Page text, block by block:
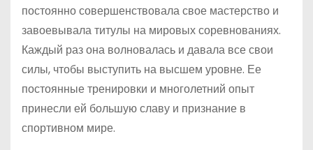
постоянно совершенствовала свое мастерство и
завоевывала титулы на мировых соревнованиях.
Каждый раз она волновалась и давала все свои
силы, чтобы выступить на высшем уровне. Ее
постоянные тренировки и многолетний опыт
принесли ей большую славу и признание в
спортивном мире.